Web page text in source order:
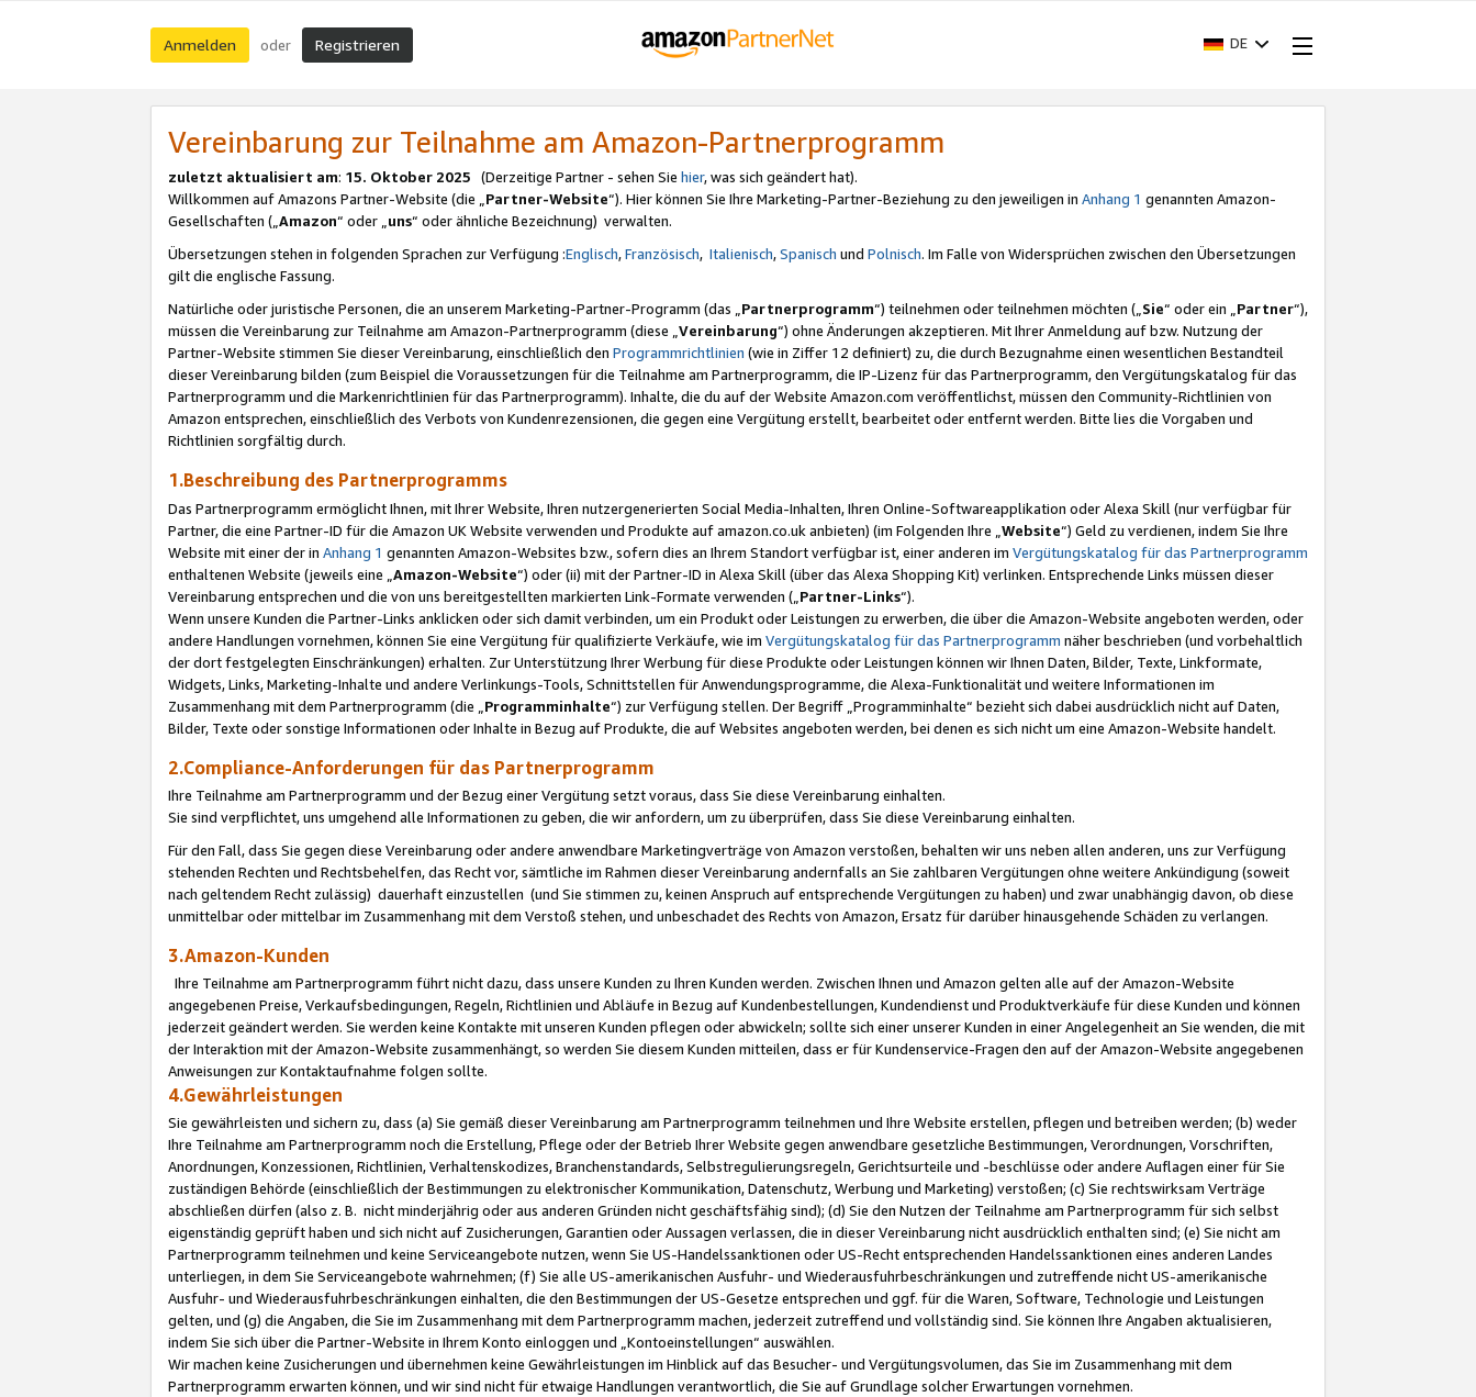
Anmelden oder Registrieren DE
Vereinbarung zur Teilnahme am Amazon-Partnerprogramm
zuletzt aktualisiert am: 15. Oktober 2025 (Derzeitige Partner - sehen Sie hier, was sich geändert hat).
Willkommen auf Amazons Partner-Website (die „Partner-Website“). Hier können Sie Ihre Marketing-Partner-Beziehung zu den jeweiligen in Anhang 1 genannten Amazon-
Gesellschaften („Amazon“ oder „uns“ oder ähnliche Bezeichnung) verwalten.
Übersetzungen stehen in folgenden Sprachen zur Verfügung :Englisch,Französisch, Italienisch,Spanisch und Polnisch. Im Falle von Widersprüchen zwischen den Übersetzungen
gilt die englische Fassung.
Natürliche oder juristische Personen, die an unserem Marketing-Partner-Programm (das „Partnerprogramm“) teilnehmen oder teilnehmen möchten („Sie“ oder ein „Partner“),
müssen die Vereinbarung zur Teilnahme am Amazon-Partnerprogramm (diese „Vereinbarung“) ohne Änderungen akzeptieren. Mit Ihrer Anmeldung auf bzw. Nutzung der
Partner-Website stimmen Sie dieser Vereinbarung, einschließlich den Programmrichtlinien (wie in Ziffer 12 definiert) zu, die durch Bezugnahme einen wesentlichen Bestandteil
dieser Vereinbarung bilden (zum Beispiel die Voraussetzungen für die Teilnahme am Partnerprogramm, die IP-Lizenz für das Partnerprogramm, den Vergütungskatalog für das
Partnerprogramm und die Markenrichtlinien für das Partnerprogramm). Inhalte, die du auf der Website Amazon.com veröffentlichst, müssen den Community-Richtlinien von
Amazon entsprechen, einschließlich des Verbots von Kundenrezensionen, die gegen eine Vergütung erstellt, bearbeitet oder entfernt werden. Bitte lies die Vorgaben und
Richtlinien sorgfältig durch.
1.Beschreibung des Partnerprogramms
Das Partnerprogramm ermöglicht Ihnen, mit Ihrer Website, Ihren nutzergenerierten Social Media-Inhalten, Ihren Online-Softwareapplikation oder Alexa Skill (nur verfügbar für
Partner, die eine Partner-ID für die Amazon UK Website verwenden und Produkte auf amazon.co.uk anbieten) (im Folgenden Ihre „ Website“) Geld zu verdienen, indem Sie Ihre
Website mit einer der in Anhang 1 genannten Amazon-Websites bzw., sofern dies an Ihrem Standort verfügbar ist, einer anderen im Vergütungskatalog für das Partnerprogramm
enthaltenen Website (jeweils eine „ Amazon-Website“) oder (ii) mit der Partner-ID in Alexa Skill (über das Alexa Shopping Kit) verlinken. Entsprechende Links müssen dieser
Vereinbarung entsprechen und die von uns bereitgestellten markierten Link-Formate verwenden („ Partner-Links“).
Wenn unsere Kunden die Partner-Links anklicken oder sich damit verbinden, um ein Produkt oder Leistungen zu erwerben, die über die Amazon-Website angeboten werden, oder
andere Handlungen vornehmen, können Sie eine Vergütung für qualifizierte Verkäufe, wie im Vergütungskatalog für das Partnerprogramm näher beschrieben (und vorbehaltlich
der dort festgelegten Einschränkungen) erhalten. Zur Unterstützung Ihrer Werbung für diese Produkte oder Leistungen können wir Ihnen Daten, Bilder, Texte, Linkformate,
Widgets, Links, Marketing-Inhalte und andere Verlinkungs-Tools, Schnittstellen für Anwendungsprogramme, die Alexa-Funktionalität und weitere Informationen im
Zusammenhang mit dem Partnerprogramm (die „ Programminhalte“) zur Verfügung stellen. Der Begriff „Programminhalte“ bezieht sich dabei ausdrücklich nicht auf Daten,
Bilder, Texte oder sonstige Informationen oder Inhalte in Bezug auf Produkte, die auf Websites angeboten werden, bei denen es sich nicht um eine Amazon-Website handelt.
2.Compliance-Anforderungen für das Partnerprogramm
Ihre Teilnahme am Partnerprogramm und der Bezug einer Vergütung setzt voraus, dass Sie diese Vereinbarung einhalten.
Sie sind verpflichtet, uns umgehend alle Informationen zu geben, die wir anfordern, um zu überprüfen, dass Sie diese Vereinbarung einhalten.
Für den Fall, dass Sie gegen diese Vereinbarung oder andere anwendbare Marketingverträge von Amazon verstoßen, behalten wir uns neben allen anderen, uns zur Verfügung
stehenden Rechten und Rechtsbehelfen, das Recht vor, sämtliche im Rahmen dieser Vereinbarung andernfalls an Sie zahlbaren Vergütungen ohne weitere Ankündigung (soweit
nach geltendem Recht zulässig) dauerhaft einzustellen (und Sie stimmen zu, keinen Anspruch auf entsprechende Vergütungen zu haben) und zwar unabhängig davon, ob diese
unmittelbar oder mittelbar im Zusammenhang mit dem Verstoß stehen, und unbeschadet des Rechts von Amazon, Ersatz für darüber hinausgehende Schäden zu verlangen.
3.Amazon-Kunden
Ihre Teilnahme am Partnerprogramm führt nicht dazu, dass unsere Kunden zu Ihren Kunden werden. Zwischen Ihnen und Amazon gelten alle auf der Amazon-Website
angegebenen Preise, Verkaufsbedingungen, Regeln, Richtlinien und Abläufe in Bezug auf Kundenbestellungen, Kundendienst und Produktverkäufe für diese Kunden und können
jederzeit geändert werden. Sie werden keine Kontakte mit unseren Kunden pflegen oder abwickeln; sollte sich einer unserer Kunden in einer Angelegenheit an Sie wenden, die mit
der Interaktion mit der Amazon-Website zusammenhängt, so werden Sie diesem Kunden mitteilen, dass er für Kundenservice-Fragen den auf der Amazon-Website angegebenen
Anweisungen zur Kontaktaufnahme folgen sollte.
4.Gewährleistungen
Sie gewährleisten und sichern zu, dass (a) Sie gemäß dieser Vereinbarung am Partnerprogramm teilnehmen und Ihre Website erstellen, pflegen und betreiben werden; (b) weder
Ihre Teilnahme am Partnerprogramm noch die Erstellung, Pflege oder der Betrieb Ihrer Website gegen anwendbare gesetzliche Bestimmungen, Verordnungen, Vorschriften,
Anordnungen, Konzessionen, Richtlinien, Verhaltenskodizes, Branchenstandards, Selbstregulierungsregeln, Gerichtsurteile und -beschlüsse oder andere Auflagen einer für Sie
zuständigen Behörde (einschließlich der Bestimmungen zu elektronischer Kommunikation, Datenschutz, Werbung und Marketing) verstoßen; (c) Sie rechtswirksam Verträge
abschließen dürfen (also z. B. nicht minderjährig oder aus anderen Gründen nicht geschäftsfähig sind); (d) Sie den Nutzen der Teilnahme am Partnerprogramm für sich selbst
eigenständig geprüft haben und sich nicht auf Zusicherungen, Garantien oder Aussagen verlassen, die in dieser Vereinbarung nicht ausdrücklich enthalten sind; (e) Sie nicht am
Partnerprogramm teilnehmen und keine Serviceangebote nutzen, wenn Sie US-Handelssanktionen oder US-Recht entsprechenden Handelssanktionen eines anderen Landes
unterliegen, in dem Sie Serviceangebote wahrnehmen; (f) Sie alle US-amerikanischen Ausfuhr- und Wiederausfuhrbeschränkungen und zutreffende nicht US-amerikanische
Ausfuhr- und Wiederausfuhrbeschränkungen einhalten, die den Bestimmungen der US-Gesetze entsprechen und ggf. für die Waren, Software, Technologie und Leistungen
gelten, und (g) die Angaben, die Sie im Zusammenhang mit dem Partnerprogramm machen, jederzeit zutreffend und vollständig sind. Sie können Ihre Angaben aktualisieren,
indem Sie sich über die Partner-Website in Ihrem Konto einloggen und „Kontoeinstellungen“ auswählen.
Wir machen keine Zusicherungen und übernehmen keine Gewährleistungen im Hinblick auf das Besucher- und Vergütungsvolumen, das Sie im Zusammenhang mit dem
Partnerprogramm erwarten können, und wir sind nicht für etwaige Handlungen verantwortlich, die Sie auf Grundlage solcher Erwartungen vornehmen.